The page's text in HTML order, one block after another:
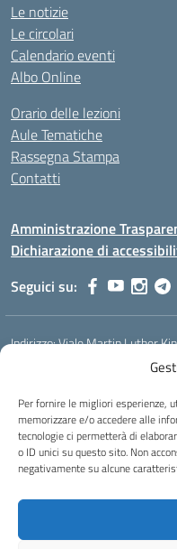
Per fornire le migliori esperienze,
memorizzare e/o accedere alle
tecnologie ci permetterà di
o ID unici su questo sito. Non
negativamente su alcune
Le notizie
Le circolari
Calendario eventi
Albo Online
Orario delle lezioni
Aule Tematiche
Rassegna Stampa
Contatti
Amministrazione
Dichiarazione di
Seguici su:
Indirizzo:Viale Martin Luther
Codice fiscale: 93023530277
Codice meccanografico:
Codice Indice delle Pubbliche
Codice unico di fatturazione
Istituto professionale di Stato
IPSEOA - ''Elena Cornaro"